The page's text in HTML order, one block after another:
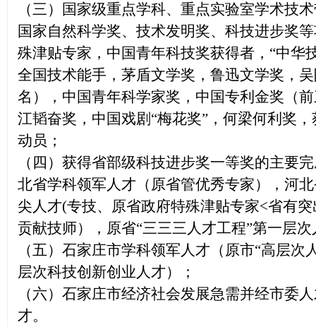
（三）国家级重点学科、重点实验室学术技
国家自然科学奖、技术发明奖、科技进步奖
殊津贴专家，中国青年科技奖获得者，“中华
全国技术能手，茅盾文学奖，鲁迅文学奖，
名），中国青年科学家奖，中国专利金奖（
江韬奋奖，中国戏剧“梅花奖”，何梁何利奖
动员；
（四） 获得省部级科技进步奖一等奖的主要
北省学科领军人才（原省管优秀专家），河
尖人才(专技、原省政府特殊津贴专家<省有
贡献技师），原省“三三三人才工程”第一层
（五）石家庄市学科领军人才（原市“高层
层次科技创新创业人才）；
（六）石家庄市经济社会发展急需并经市委
才。